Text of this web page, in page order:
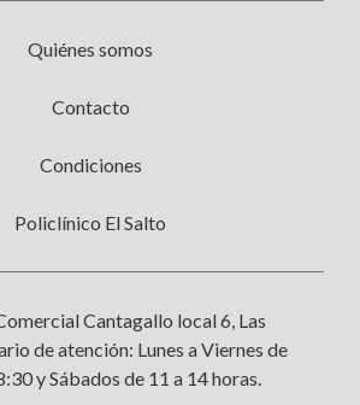
Quiénes somos
Contacto
Condiciones
Policlínico El Salto
Cantagallo local 6, Las
de atención: Lunes a Viernes de
y Sábados de 11 a 14 horas.